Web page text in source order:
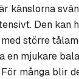
känslorna
Den kan
större
en mjukare
många blir